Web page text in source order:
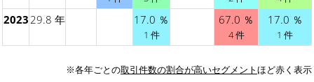
202329.8 年 17.0 ％
1 件
67.0 ％
4 件
17.0 ％
1 件
※各年ごとの取引件数の割合が高いセグメントほど赤く表示